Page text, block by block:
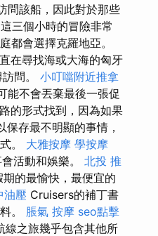
問該船，因此對於那些
這三個小時的冒險非常
都會選擇克羅地亞。
在尋找海或大海的匈牙
問。 小叮噹附近推拿
能不會丟棄最後一張促
的形式找到，因為如果
保存最不明顯的事情，
。 大雅按摩 學按摩
活動和娛樂。 北投 推
的最愉快，最便宜的
油壓 Cruisers的補丁書
。 脹氣 按摩 seo點擊
線之旅幾乎包含其他所